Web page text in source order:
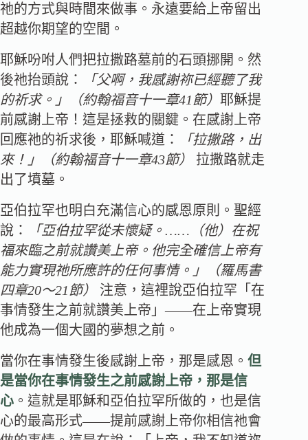
祂的方式與時間來做事。永遠要給上帝留出
超越你期望的空間。
耶穌吩咐人們把拉撒路墓前的石頭挪開。然
後祂抬頭說：
「父啊，我感謝祢已經聽了我
的祈求。」（約翰福音十一章41節） 耶穌提
前感謝上帝！這是拯救的關鍵。在感謝上帝
回應祂的祈求後，耶穌喊道：
「拉撒路，出
來！」（約翰福音十一章43節）
拉撒路就走
出了墳墓。
亞伯拉罕也明白充滿信心的感恩原則。聖經
說：
「亞伯拉罕從未懷疑。……（他）在祝
福來臨之前就讚美上帝。他完全確信上帝有
能力實現祂所應許的任何事情。」（羅馬書
四章20～21節）
注意，這裡說亞伯拉罕「在
事情發生之前就讚美上帝」――在上帝實現
他成為一個大國的夢想之前。
當你在事情發生後感謝上帝，那是感恩。 但
是當你在事情發生之前感謝上帝，那是信
心 。這就是耶穌和亞伯拉罕所做的，也是信
心的最高形式――提前感謝上帝你相信祂會